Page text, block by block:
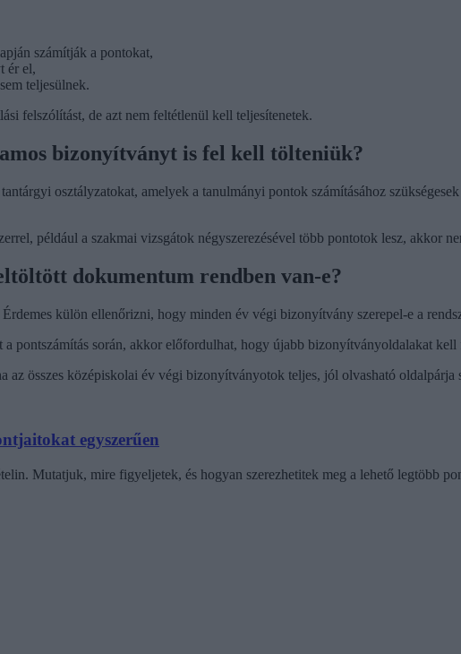
számítják a pontokat,
ér el,
teljesülnek.
felszólítást, de azt nem feltétlenül kell teljesítenetek.
bizonyítványt is fel kell tölteniük?
osztályzatokat, amelyek a tanulmányi pontok számításához
például a szakmai vizsgátok négyszerezésével több pontotok lesz, akkor
dokumentum rendben van-e?
külön ellenőrizni, hogy minden év végi bizonyítvány szerepel-e a
pontszámítás során, akkor előfordulhat, hogy újabb bizonyítványoldalakat kell
az összes középiskolai év végi bizonyítványotok teljes, jól olvasható oldalpárja
egyszerűen
Mutatjuk, mire figyeljetek, és hogyan szerezhetitek meg a lehető legtöbb